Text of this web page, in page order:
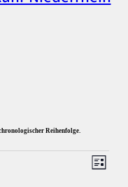
Reihenfolge.
Liste